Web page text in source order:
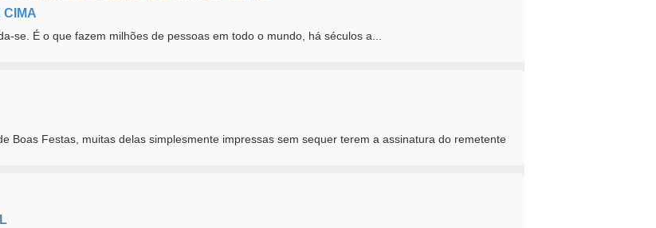
CIMA
se. É o que fazem milhões de pessoas em todo o mundo, há séculos a...
Boas Festas, muitas delas simplesmente impressas sem sequer terem a assinatura do remetente